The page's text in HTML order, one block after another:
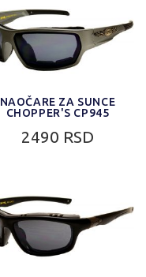
NAOČARE ZA SUNCE
CHOPPER'S CP945
2490 RSD